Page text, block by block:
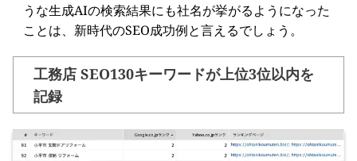
うな生成AIの検索結果にも社名が挙がるようになった
ことは、新時代のSEO成功例と言えるでしょう。
工務店 SEO130キーワードが上位3位以内を
記録